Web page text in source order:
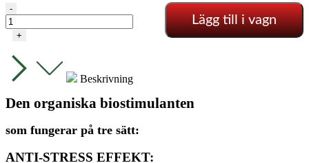
BIOTABS
BOOM
BOOM
mängd
-
+
Lägg till i vagn
Beskrivning
Den organiska biostimulanten
som fungerar på tre sätt:
ANTI-STRESS EFFEKT: